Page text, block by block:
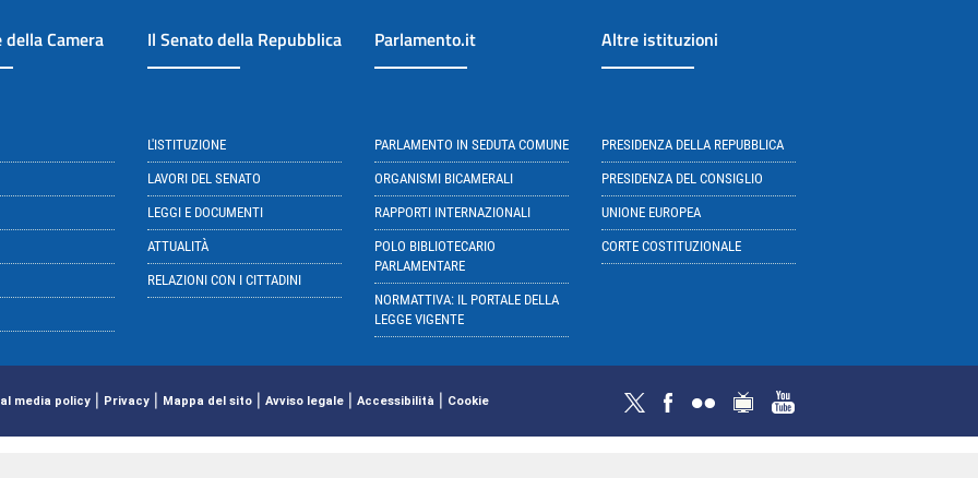
Camera Il Senato della Repubblica
L'ISTITUZIONE
LAVORI DEL SENATO
LEGGI E DOCUMENTI
ATTUALITÀ
RELAZIONI CON I CITTADINI
Parlamento.it
PARLAMENTO IN SEDUTA COMUNE
ORGANISMI BICAMERALI
RAPPORTI INTERNAZIONALI
POLO BIBLIOTECARIO
PARLAMENTARE
NORMATTIVA: IL PORTALE DELLA
LEGGE VIGENTE
Altre istituzioni
PRESIDENZA DELLA REPUBBLICA
PRESIDENZA DEL CONSIGLIO
UNIONE EUROPEA
CORTE COSTITUZIONALE
media policy | Privacy | Mappa del sito | Avviso legale | Accessibilità | Cookie